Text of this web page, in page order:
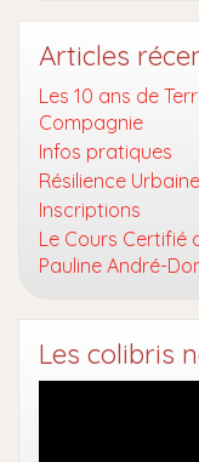
Articles
Les 10 ans de
Compagnie
Infos pratiques
Résilience Urbaine
Inscriptions
Le Cours Certifié
Pauline André-
Les colibris